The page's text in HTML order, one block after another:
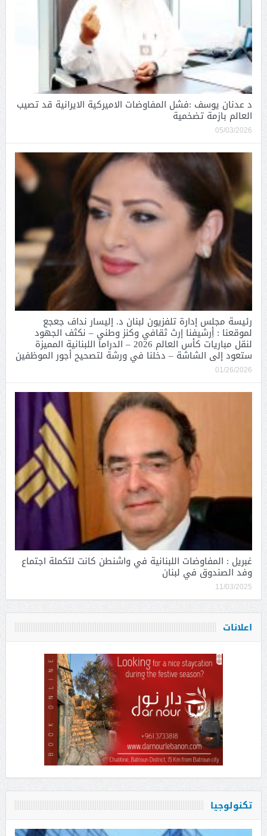
د عدنان يوسف :فشل المفاوضات الاميركية الايرانية قد تصيب
العالم بازمة تضخمية
05/03/2026
رئيسة مجلس إدارة تلفزيون لبنان د. إليسار نداف جعجع
لموقعنا : أِرشيفنا إرث ثقافي وكنز وطني – نكثف الجهود
لنقل مباريات كأس العالم 2026 – الدراما اللبنانية المميزة
ستعود إلى الشاشة – دخلنا في ورشة لتصحيح أجور الموظفين
01/26/2026
غبريل : المفاوضات اللبنانية في واشنطن كانت لتكملة اجتماع
وفد الصندوق في لبنان
11/03/2025
اعلانات
تكنولوجيا